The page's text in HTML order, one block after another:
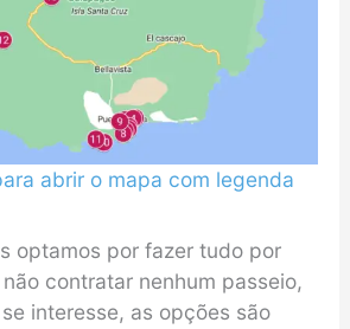
abrir o mapa com legenda
optamos por fazer tudo por
contratar nenhum passeio,
interesse, as opções são